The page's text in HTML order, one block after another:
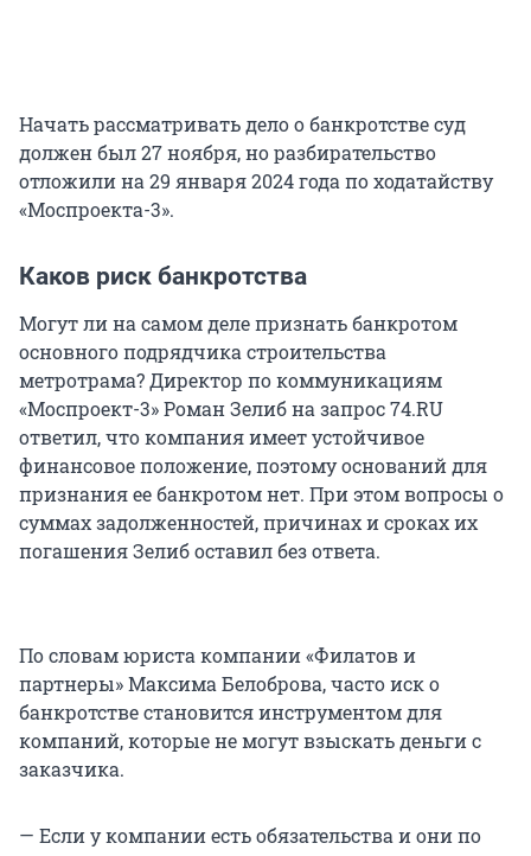
Начать рассматривать дело о банкротстве суд
должен был 27 ноября, но разбирательство
отложили на 29 января 2024 года по ходатайству
«Моспроекта-3».
Каков риск банкротства
Могут ли на самом деле признать банкротом
основного подрядчика строительства
метротрама? Директор по коммуникациям
«Моспроект-3» Роман Зелиб на запрос 74.RU
ответил, что компания имеет устойчивое
финансовое положение, поэтому оснований для
признания ее банкротом нет. При этом вопросы о
суммах задолженностей, причинах и сроках их
погашения Зелиб оставил без ответа.
По словам юриста компании «Филатов и
партнеры» Максима Белоброва, часто иск о
банкротстве становится инструментом для
компаний, которые не могут взыскать деньги с
заказчика.
— Если у компании есть обязательства и они по